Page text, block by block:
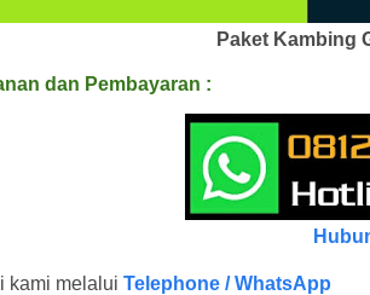
Paket Kambing
dan Pembayaran :
kami melalui Telephone / WhatsApp